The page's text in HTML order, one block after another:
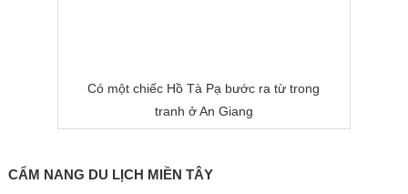
Có một chiếc Hồ Tà Pạ bước ra từ trong
tranh ở An Giang
CẨM NANG DU LỊCH MIỀN TÂY